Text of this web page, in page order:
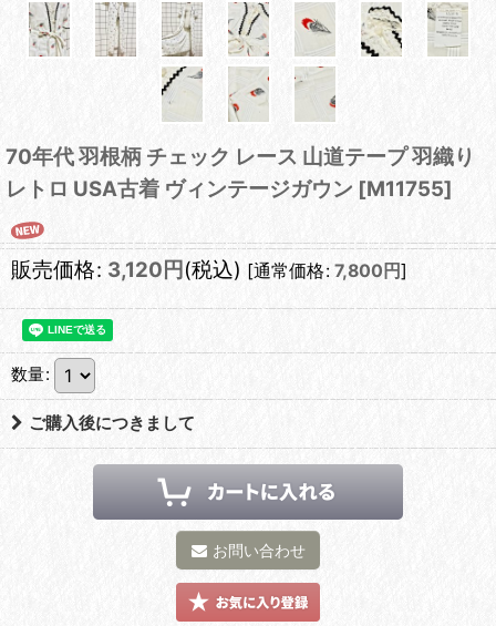
70年代 羽根柄 チェック レース 山道テープ 羽織り
レトロ USA古着 ヴィンテージガウン [M11755]
販売価格: 3,120 円 (税込) [通常価格: 7,800 円]
数量:
ご購入後につきまして
お問い合わせ